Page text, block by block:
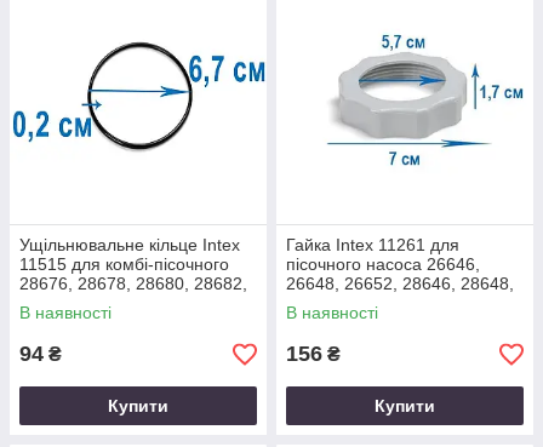
Ущільнювальне кільце Intex
11515 для комбі-пісочного
28676, 28678, 28680, 28682,
хлоргенератора 28670,
26670
В наявності
94 ₴
Купити
Гайка Intex 11261 для
пісочного насоса 26646,
26648, 26652, 28646, 28648,
28652, комбі-пісочного
28676, 28680
В наявності
156 ₴
Купити